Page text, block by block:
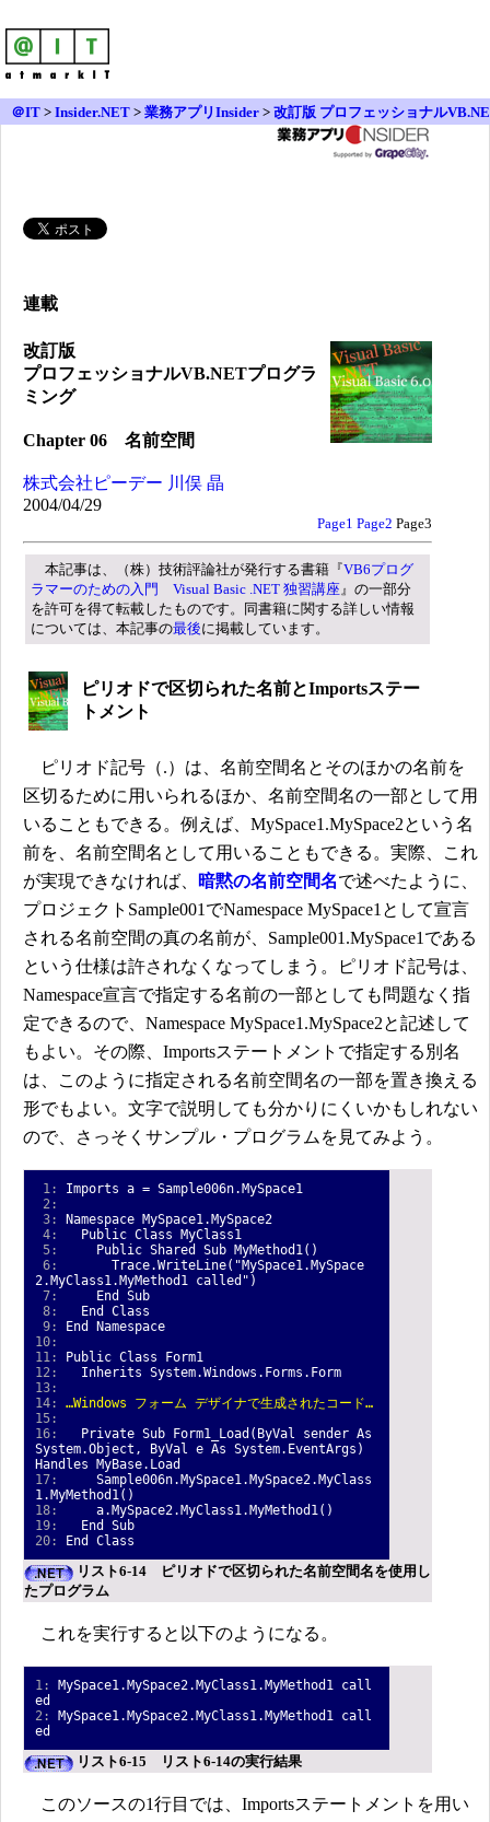
＠IT > Insider.NET > 業務アプリInsider > 改訂版 プロフェッショナルVB.NE
連載
改訂版
プロフェッショナルVB.NETプログラ
ミング
Chapter 06 名前空間
株式会社ピーデー 川俣 晶
2004/04/29
Page1 Page2 Page3
本記事は、（株）技術評論社が発行する書籍『VB6プログ
ラマーのための入門 Visual Basic .NET 独習講座』の一部分
を許可を得て転載したものです。同書籍に関する詳しい情報
については、本記事の最後に掲載しています。
ピリオドで区切られた名前とImportsステー
トメント
ピリオド記号（.）は、名前空間名とそのほかの名前を
区切るために用いられるほか、名前空間名の一部として用
いることもできる。例えば、MySpace1.MySpace2という名
前を、名前空間名として用いることもできる。実際、これ
が実現できなければ、
暗黙の名前空間名で述べたように、
プロジェクトSample001でNamespace MySpace1として宣言
される名前空間の真の名前が、Sample001.MySpace1である
という仕様は許されなくなってしまう。ピリオド記号は、
Namespace宣言で指定する名前の一部としても問題なく指
定できるので、Namespace MySpace1.MySpace2と記述して
もよい。その際、Importsステートメントで指定する別名
は、このように指定される名前空間名の一部を置き換える
形でもよい。文字で説明しても分かりにくいかもしれない
ので、さっそくサンプル・プログラムを見てみよう。
1: Imports a = Sample006n.MySpace1
2:
3:
Namespace MySpace1.MySpace2
4:
Public Class MyClass1
5:
Public Shared Sub MyMethod1()
6:
Trace.WriteLine("MySpace1.MySpace
2.MyClass1.MyMethod1 called")
7:
End Sub
8:
End Class
9:
End Namespace
10:
11:
Public Class Form1
12:
Inherits System.Windows.Forms.Form
13:
14: …Windows フォーム デザイナで生成されたコード…
15:
16:
Private Sub Form1_Load(ByVal sender As
System.Object, ByVal e As System.EventArgs)
Handles MyBase.Load
17:
Sample006n.MySpace1.MySpace2.MyClass
1.MyMethod1()
18:
a.MySpace2.MyClass1.MyMethod1()
19:
End Sub
20:
End Class
リスト6-14 ピリオドで区切られた名前空間名を使用し
たプログラム
これを実行すると以下のようになる。
1: MySpace1.MySpace2.MyClass1.MyMethod1 call
ed
2: MySpace1.MySpace2.MyClass1.MyMethod1 call
ed
リスト6-15 リスト6-14の実行結果
このソースの1行目では、Importsステートメントを用い